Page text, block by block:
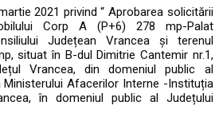
2021 privind “ Aprobarea solicitării
Corp A (P+6) 278 mp-Palat
Județean Vrancea și terenul
situat în B-dul Dimitrie Cantemir nr.1,
Vrancea, din domeniul public al
Afacerilor Interne -Instituția
în domeniul public al Județului